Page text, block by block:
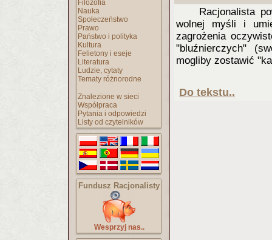
Filozofia
Nauka
Społeczeństwo
Prawo
Państwo i polityka
Kultura
Felietony i eseje
Literatura
Ludzie, cytaty
Tematy różnorodne
Znalezione w sieci
Współpraca
Pytania i odpowiedzi
Listy od czytelników
Fundusz Racjonalisty
Wesprzyj nas..
Racjonalista
wolnej myśli i
zagrożenia
"bluźnierczych"
mogliby zostawić
Do tekstu..